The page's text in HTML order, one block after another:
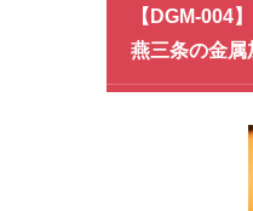
【DGM-004
燕三条の金属